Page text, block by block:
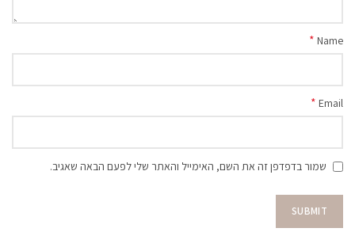
Name
*
Email
*
שמור בדפדפן זה את השם, האימייל והאתר שלי לפעם הבאה שאגיב.